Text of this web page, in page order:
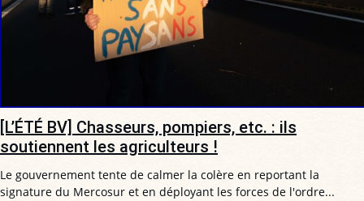
[L’ÉTÉ BV] Chasseurs, pompiers, etc. : ils
soutiennent les agriculteurs !
Le gouvernement tente de calmer la colère en reportant la
signature du Mercosur et en déployant les forces de l'ordre...